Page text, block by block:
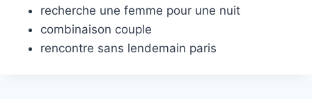
recherche une femme pour une nuit
combinaison couple
rencontre sans lendemain paris